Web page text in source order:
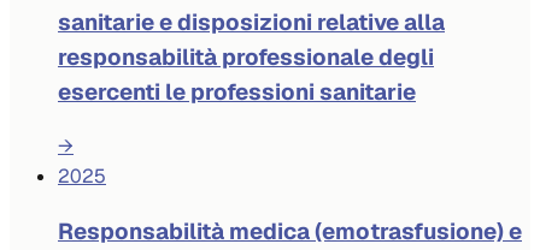
sanitarie e disposizioni relative alla
responsabilità professionale degli
esercenti le professioni sanitarie
→
2025
Responsabilità medica (emotrasfusione) e